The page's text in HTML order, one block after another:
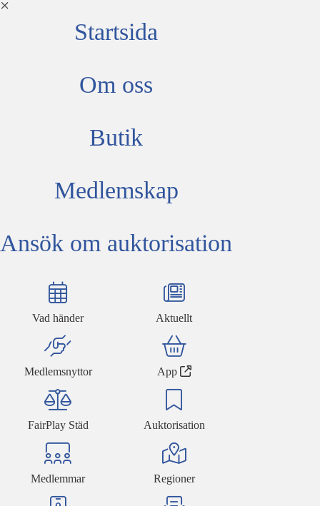
Startsida
Om oss
Butik
Medlemskap
Ansök om auktorisation
Vad händer Aktuellt
Medlemsnyttor App
FairPlay Städ Auktorisation
Medlemmar Regioner